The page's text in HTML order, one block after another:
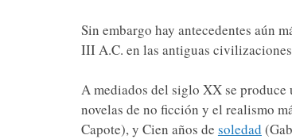
Sin embargo hay antecedentes aún
III A.C. en las antiguas
A mediados del siglo XX se
novelas de no ficción y el realismo
Capote), y Cien años de soledad